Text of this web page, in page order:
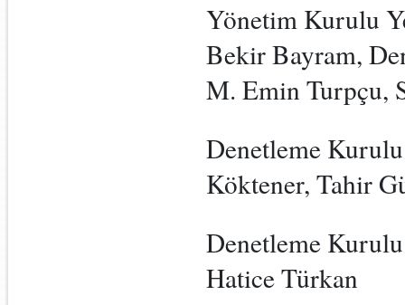
Yönetim Kurulu
Bekir Bayram,
M. Emin Turpçu,
Denetleme
Köktener, Tahir
Denetleme
Hatice Türkan